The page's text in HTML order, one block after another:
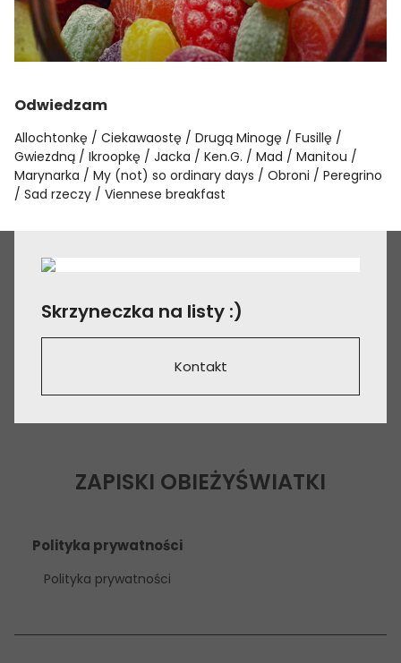
Odwiedzam
Allochtonkę Ciekawaostę Drugą Minogę
Fusillę
Gwiezdną
Ikroopkę Jacka Ken.G. Mad
Manitou
Marynarka
My (not) so ordinary days Obroni
Peregrino
Sad rzeczy
Viennese breakfast
Skrzyneczka na listy :)
Kontakt
ZAPISKI OBIEŻYŚWIATKI
Polityka prywatności
Polityka prywatności